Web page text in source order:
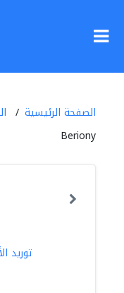
الصفحة الرئيسية
Beriony
توريد